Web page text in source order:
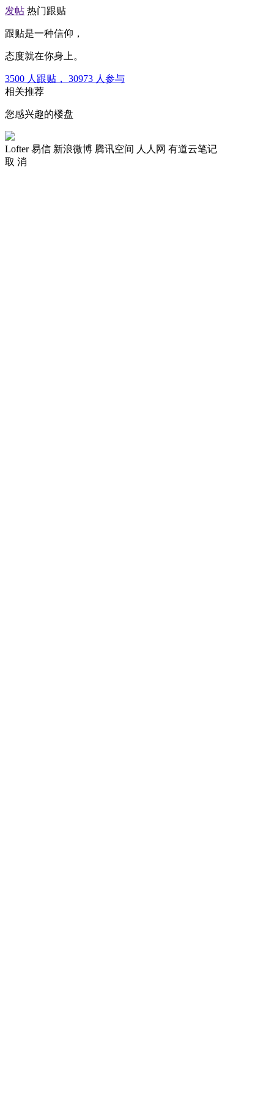
发帖 热门跟贴
跟贴是一种信仰，
态度就在你身上。
3500 人跟贴， 30973 人参与
相关推荐
您感兴趣的楼盘
Lofter 易信 新浪微博 腾讯空间 人人网 有道云笔记
取 消